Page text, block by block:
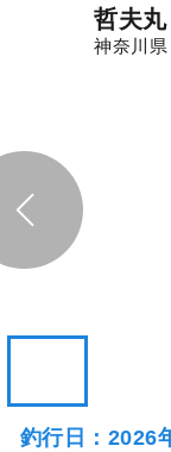
哲夫丸
神奈川
釣行日：2026